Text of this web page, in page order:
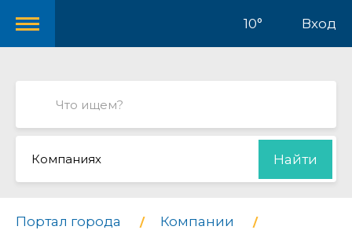
10° Вход
Компаниях Найти
Портал города
Компании